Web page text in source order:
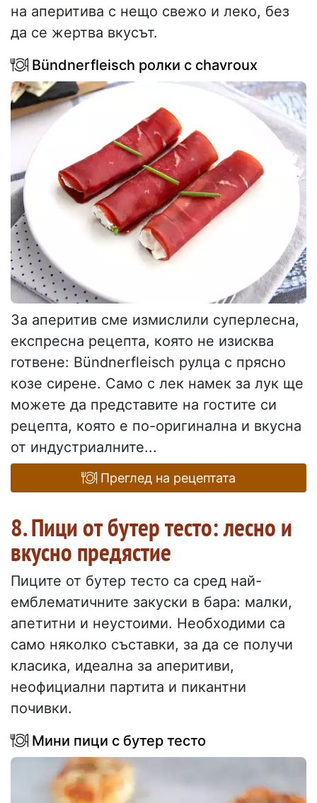
на аперитива с нещо свежо и леко, без
да се жертва вкусът.
Bündnerfleisch ролки с chavroux
За аперитив сме измислили суперлесна,
експресна рецепта, която не изисква
готвене: Bündnerfleisch рулца с прясно
козе сирене. Само с лек намек за лук ще
можете да представите на гостите си
рецепта, която е по-оригинална и вкусна
от индустриалните...
Преглед на рецептата
8. Пици от бутер тесто: лесно и
вкусно предястие
Пиците от бутер тесто са сред най-
емблематичните закуски в бара: малки,
апетитни и неустоими. Необходими са
само няколко съставки, за да се получи
класика, идеална за аперитиви,
неофициални партита и пикантни
почивки.
Мини пици с бутер тесто